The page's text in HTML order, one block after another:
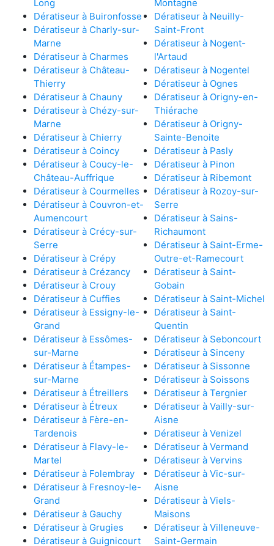
Long
Dératiseur à Buironfosse
Dératiseur à Charly-sur-
Marne
Dératiseur à Charmes
Dératiseur à Château-
Thierry
Dératiseur à Chauny
Dératiseur à Chézy-sur-
Marne
Dératiseur à Chierry
Dératiseur à Coincy
Dératiseur à Coucy-le-
Château-Auffrique
Dératiseur à Courmelles
Dératiseur à Couvron-et-
Aumencourt
Dératiseur à Crécy-sur-
Serre
Dératiseur à Crépy
Dératiseur à Crézancy
Dératiseur à Crouy
Dératiseur à Cuffies
Dératiseur à Essigny-le-
Grand
Dératiseur à Essômes-
sur-Marne
Dératiseur à Étampes-
sur-Marne
Dératiseur à Étreillers
Dératiseur à Étreux
Dératiseur à Fère-en-
Tardenois
Dératiseur à Flavy-le-
Martel
Dératiseur à Folembray
Dératiseur à Fresnoy-le-
Grand
Dératiseur à Gauchy
Dératiseur à Grugies
Dératiseur à Guignicourt
Montagne
Dératiseur à Neuilly-
Saint-Front
Dératiseur à Nogent-
l'Artaud
Dératiseur à Nogentel
Dératiseur à Ognes
Dératiseur à Origny-en-
Thiérache
Dératiseur à Origny-
Sainte-Benoite
Dératiseur à Pasly
Dératiseur à Pinon
Dératiseur à Ribemont
Dératiseur à Rozoy-sur-
Serre
Dératiseur à Sains-
Richaumont
Dératiseur à Saint-Erme-
Outre-et-Ramecourt
Dératiseur à Saint-
Gobain
Dératiseur à Saint-Michel
Dératiseur à Saint-
Quentin
Dératiseur à Seboncourt
Dératiseur à Sinceny
Dératiseur à Sissonne
Dératiseur à Soissons
Dératiseur à Tergnier
Dératiseur à Vailly-sur-
Aisne
Dératiseur à Venizel
Dératiseur à Vermand
Dératiseur à Vervins
Dératiseur à Vic-sur-
Aisne
Dératiseur à Viels-
Maisons
Dératiseur à Villeneuve-
Saint-Germain